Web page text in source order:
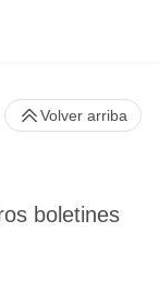
boletines
Volver arriba